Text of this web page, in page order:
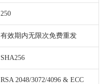
250
有效期内无限次免费重发
SHA256
RSA 2048/3072/4096 & ECC